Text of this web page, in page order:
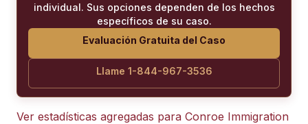
individual. Sus opciones dependen de los hechos
específicos de su caso.
Evaluación Gratuita del Caso
Llame 1-844-967-3536
Ver estadísticas agregadas para Conroe Immigration